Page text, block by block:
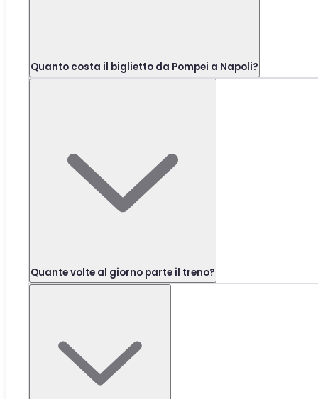
Quanto costa il biglietto da Pompei a Napoli?
Quante volte al giorno parte il treno?